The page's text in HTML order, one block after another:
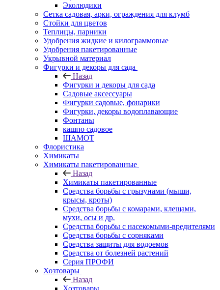
Эколюдики
Сетка садовая, арки, ограждения для клумб
Стойки для цветов
Теплицы, парники
Удобрения жидкие и килограммовые
Удобрения пакетированные
Укрывной материал
Фигурки и декоры для сада
Назад
Фигурки и декоры для сада
Садовые аксессуары
Фигурки садовые, фонарики
Фигурки, декоры водоплавающие
Фонтаны
кашпо садовое
ШАМОТ
Флористика
Химикаты
Химикаты пакетированные
Назад
Химикаты пакетированные
Средства борьбы с грызунами (мыши,
крысы, кроты)
Средства борьбы с комарами, клещами,
мухи, осы и др.
Средства борьбы с насекомыми-вредителями
Средства борьбы с сорняками
Средства защиты для водоемов
Средства от болезней растений
Серия ПРОФИ
Хозтовары
Назад
Хозтовары